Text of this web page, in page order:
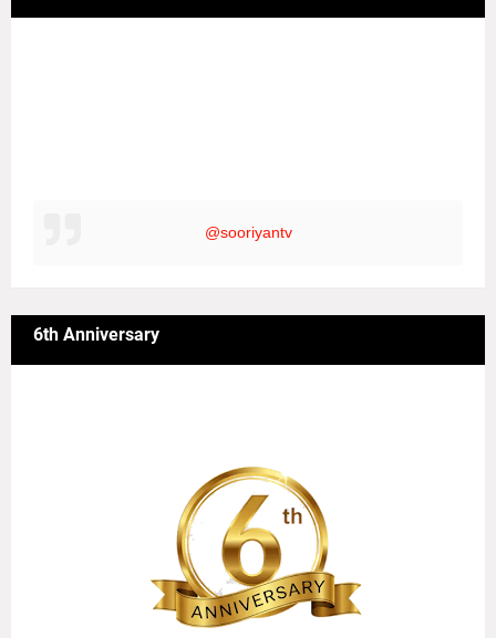
@sooriyantv
6th Anniversary